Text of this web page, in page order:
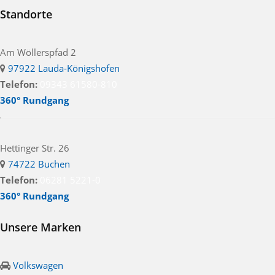
Standorte
Am Wöllerspfad 2
97922 Lauda-Königshofen
Telefon:
360° Rundgang
Hettinger Str. 26
74722 Buchen
Telefon:
360° Rundgang
Unsere Marken
Volkswagen